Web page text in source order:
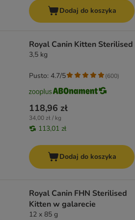
Dodaj do koszyka
Royal Canin Kitten Sterilised
3,5 kg
118,96 zł
34,00 zł / kg
113,01 zł
Pusto: 4.7/5 (600)
Dodaj do koszyka
Royal Canin FHN Sterilised
Kitten w galarecie
12 x 85 g